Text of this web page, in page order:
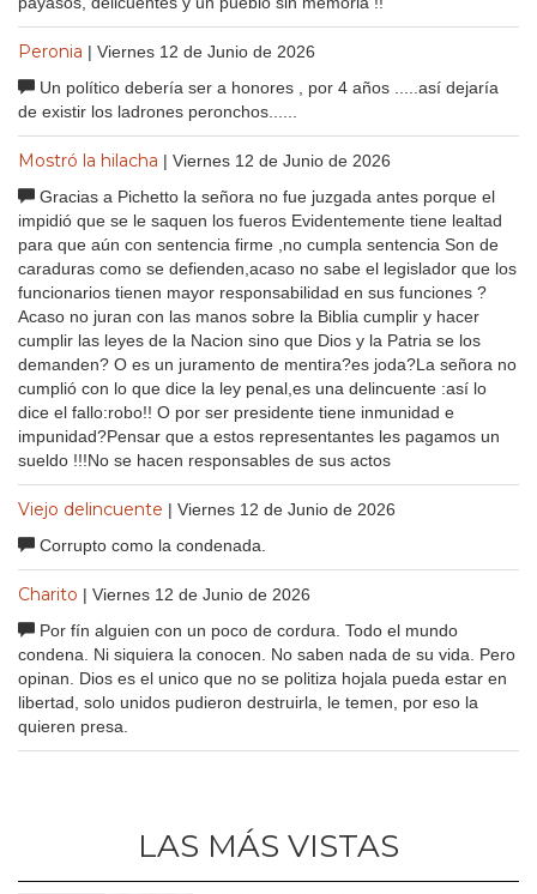
Peronia | Viernes 12 de Junio de 2026
Un político debería ser a honores , por 4 años .....así dejaría
de existir los ladrones peronchos......
Mostró la hilacha | Viernes 12 de Junio de 2026
Gracias a Pichetto la señora no fue juzgada antes porque el
impidió que se le saquen los fueros Evidentemente tiene lealtad
para que aún con sentencia firme ,no cumpla sentencia Son de
caraduras como se defienden,acaso no sabe el legislador que los
funcionarios tienen mayor responsabilidad en sus funciones ?
Acaso no juran con las manos sobre la Biblia cumplir y hacer
cumplir las leyes de la Nacion sino que Dios y la Patria se los
demanden? O es un juramento de mentira?es joda?La señora no
cumplió con lo que dice la ley penal,es una delincuente :así lo
dice el fallo:robo!! O por ser presidente tiene inmunidad e
impunidad?Pensar que a estos representantes les pagamos un
sueldo !!!No se hacen responsables de sus actos
Viejo delincuente | Viernes 12 de Junio de 2026
Corrupto como la condenada.
Charito | Viernes 12 de Junio de 2026
Por fín alguien con un poco de cordura. Todo el mundo
condena. Ni siquiera la conocen. No saben nada de su vida. Pero
opinan. Dios es el unico que no se politiza hojala pueda estar en
libertad, solo unidos pudieron destruirla, le temen, por eso la
quieren presa.
LAS MÁS VISTAS